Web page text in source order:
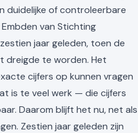
duidelijke of controleerbare
van Stichting
jaar geleden, toen de
dreigde te worden. Het
cijfers op kunnen vragen
is te veel werk — die cijfers
Daarom blijft het nu, net als
Zestien jaar geleden zijn